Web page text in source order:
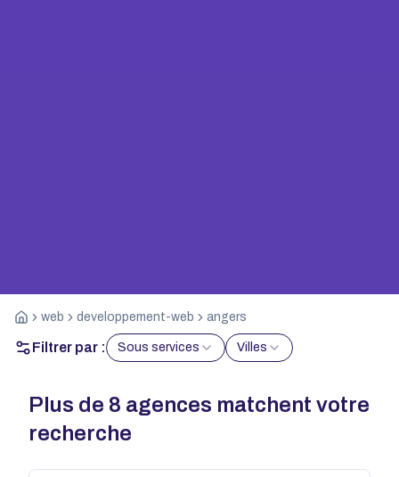
web developpement-web angers
Filtrer par : Sous services Villes
Plus de 8 agences matchent votre
recherche